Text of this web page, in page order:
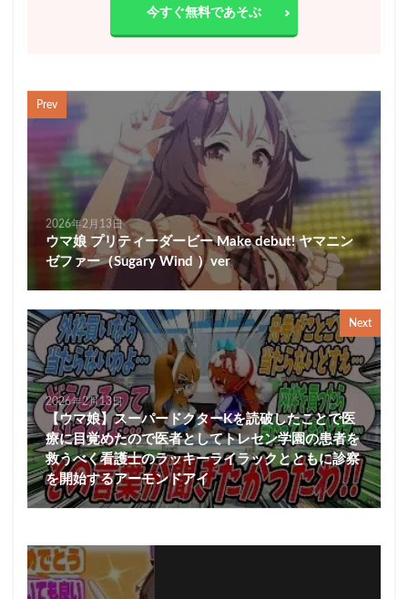
今すぐ無料であそぶ
Prev
2026年2月13日
ウマ娘 プリティーダービー Make debut! ヤマニン
ゼファー（Sugary Wind ）ver
Next
2026年2月13日
【ウマ娘】スーパードクターKを読破したことで医
療に目覚めたので医者としてトレセン学園の患者を
救うべく看護士のラッキーライラックとともに診察
を開始するアーモンドアイ